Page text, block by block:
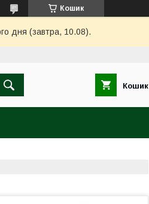
Кошик
дня (завтра, 10.08).
Кошик